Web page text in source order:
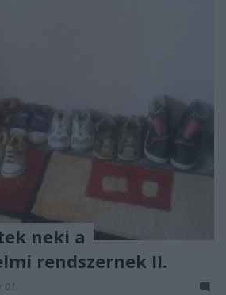
neki a
rendszernek II.